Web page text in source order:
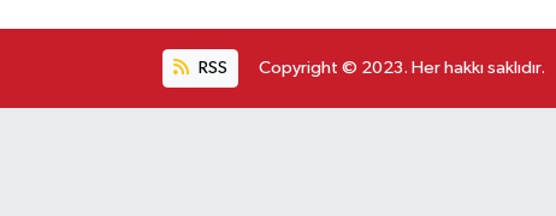
RSS Copyright © 2023. Her hakkı saklıdır.